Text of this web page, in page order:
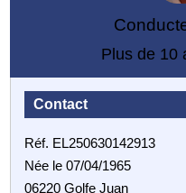
Plus de 10
Contact
Réf. EL250630142913
Née le 07/04/1965
06220 Golfe Juan